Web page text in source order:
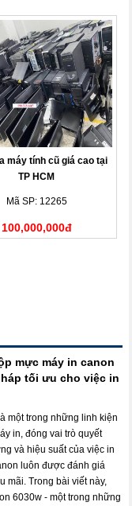
máy tính cũ giá cao tại
TP HCM
Mã SP: 12265
100,000,000đ
mực máy in canon
tối ưu cho việc in
một trong những linh kiện
in, đóng vai trò quyết
và hiệu suất của việc in
luôn được đánh giá
mãi. Trong bài viết này,
6030w - một trong những